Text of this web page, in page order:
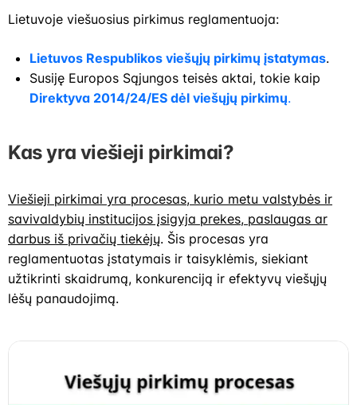
Lietuvoje viešuosius pirkimus reglamentuoja:
Lietuvos Respublikos viešųjų pirkimų įstatymas.
Susiję Europos Sąjungos teisės aktai, tokie kaip
Direktyva 2014/24/ES dėl viešųjų pirkimų.
Kas yra viešieji pirkimai?
Viešieji pirkimai yra procesas, kurio metu valstybės ir
savivaldybių institucijos įsigyja prekes, paslaugas ar
darbus iš privačių tiekėjų. Šis procesas yra
reglamentuotas įstatymais ir taisyklėmis, siekiant
užtikrinti skaidrumą, konkurenciją ir efektyvų viešųjų
lėšų panaudojimą.